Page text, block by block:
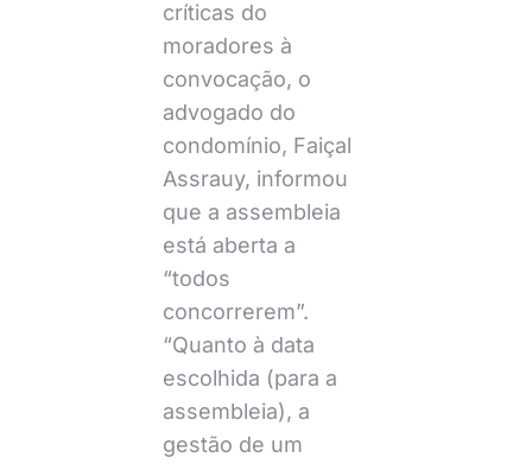
críticas do
moradores à
convocação, o
advogado do
condomínio, Faiçal
Assrauy, informou
que a assembleia
está aberta a
“todos
concorrerem”.
“Quanto à data
escolhida (para a
assembleia), a
gestão de um